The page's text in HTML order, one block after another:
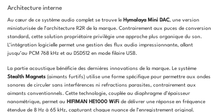
Architecture interne
Au cœur de ce système audio complet se trouve le Hymalaya Mini DAC, une version
miniaturisée de l’architecture R2R de la marque. Contrairement aux puces de conversion
standard, cette solution propriétaire privilégie une approche plus organique du son.
L’intégration logicielle permet une gestion des flux audio impressionnante, allant
jusqu’au PCM 768 kHz et au DSD512 en mode filaire USB.
La partie acoustique bénéficie des dernières innovations de la marque. Le système
Stealth Magnets (aimants furtifs) utilise une forme spécifique pour permettre aux ondes
sonores de circuler sans interférences ni refractions parasites, contrairement aux
aimants conventionnels. Cette technologie, couplée au diaphragme d’épaisseur
nanométrique, permet au HIFIMAN HE1000 WiFi de délivrer une réponse en fréquence
étendue de 8 Hz à 65 kHz, capturant chaque nuance de l’enregistrement original.